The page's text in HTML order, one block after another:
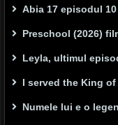
Abia 17 episodul
Preschool (2026)
Leyla, ultimul
I served the King
Numele lui e o